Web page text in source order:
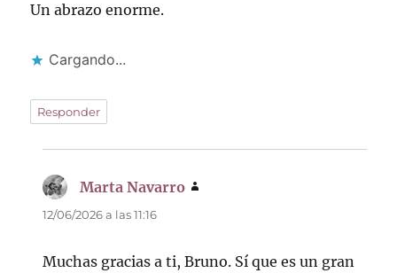
Un abrazo enorme.
Cargando...
Responder
Marta Navarro
12/06/2026 a las 11:16
Muchas gracias a ti, Bruno. Sí que es un gran